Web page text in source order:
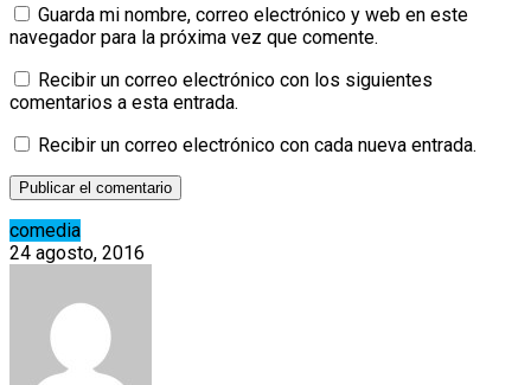
Guarda mi nombre, correo electrónico y web en este
navegador para la próxima vez que comente.
Recibir un correo electrónico con los siguientes
comentarios a esta entrada.
Recibir un correo electrónico con cada nueva entrada.
comedia
24 agosto, 2016